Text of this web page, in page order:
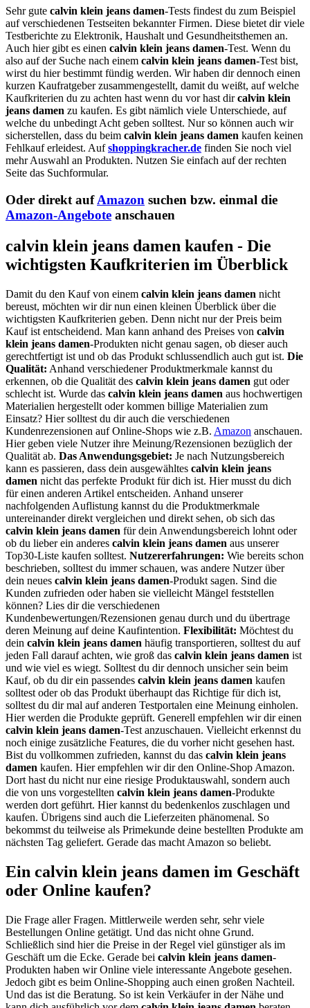
Sehr gute calvin klein jeans damen-Tests findest du zum Beispiel
auf verschiedenen Testseiten bekannter Firmen. Diese bietet dir viele
Testberichte zu Elektronik, Haushalt und Gesundheitsthemen an.
Auch hier gibt es einen calvin klein jeans damen-Test. Wenn du
also auf der Suche nach einem calvin klein jeans damen-Test bist,
wirst du hier bestimmt fündig werden. Wir haben dir dennoch einen
kurzen Kaufratgeber zusammengestellt, damit du weißt, auf welche
Kaufkriterien du zu achten hast wenn du vor hast dircalvin klein
jeans damen zu kaufen. Es gibt nämlich viele Unterschiede, auf
welche du unbedingt Acht geben solltest. Nur so können auch wir
sicherstellen, dass du beim calvin klein jeans damen kaufen keinen
Fehlkauf erleidest. Aufshoppingkracher.de finden Sie noch viel
mehr Auswahl an Produkten. Nutzen Sie einfach auf der rechten
Seite das Suchformular.
Oder direkt aufAmazon suchen bzw. einmal die
Amazon-Angebote anschauen
calvin klein jeans damen kaufen - Die
wichtigsten Kaufkriterien im Überblick
Damit du den Kauf von einem calvin klein jeans damen nicht
bereust, möchten wir dir nun einen kleinen Überblick über die
wichtigsten Kaufkriterien geben. Denn nicht nur der Preis beim
Kauf ist entscheidend. Man kann anhand des Preises von calvin
klein jeans damen-Produkten nicht genau sagen, ob dieser auch
gerechtfertigt ist und ob das Produkt schlussendlich auch gut ist. Die
Qualität: Anhand verschiedener Produktmerkmale kannst du
erkennen, ob die Qualität des calvin klein jeans damen gut oder
schlecht ist. Wurde das calvin klein jeans damen aus hochwertigen
Materialien hergestellt oder kommen billige Materialien zum
Einsatz? Hier solltest du dir auch die verschiedenen
Kundenrezensionen auf Online-Shops wie z.B. Amazon anschauen.
Hier geben viele Nutzer ihre Meinung/Rezensionen bezüglich der
Qualität ab. Das Anwendungsgebiet: Je nach Nutzungsbereich
kann es passieren, dass dein ausgewähltes calvin klein jeans
damen nicht das perfekte Produkt für dich ist. Hier musst du dich
für einen anderen Artikel entscheiden. Anhand unserer
nachfolgenden Auflistung kannst du die Produktmerkmale
untereinander direkt vergleichen und direkt sehen, ob sich das
calvin klein jeans damen für dein Anwendungsbereich lohnt oder
ob du lieber ein anderes calvin klein jeans damen aus unserer
Top30-Liste kaufen solltest. Nutzererfahrungen: Wie bereits schon
beschrieben, solltest du immer schauen, was andere Nutzer über
dein neues calvin klein jeans damen-Produkt sagen. Sind die
Kunden zufrieden oder haben sie vielleicht Mängel feststellen
können? Lies dir die verschiedenen
Kundenbewertungen/Rezensionen genau durch und du übertrage
deren Meinung auf deine Kaufintention. Flexibilität: Möchtest du
dein calvin klein jeans damen häufig transportieren, solltest du auf
jeden Fall darauf achten, wie groß das calvin klein jeans damen ist
und wie viel es wiegt. Solltest du dir dennoch unsicher sein beim
Kauf, ob du dir ein passendes calvin klein jeans damen kaufen
solltest oder ob das Produkt überhaupt das Richtige für dich ist,
solltest du dir mal auf anderen Testportalen eine Meinung einholen.
Hier werden die Produkte geprüft. Generell empfehlen wir dir einen
calvin klein jeans damen-Test anzuschauen. Vielleicht erkennst du
noch einige zusätzliche Features, die du vorher nicht gesehen hast.
Bist du vollkommen zufrieden, kannst du das calvin klein jeans
damen kaufen. Hier empfehlen wir dir den Online-Shop Amazon.
Dort hast du nicht nur eine riesige Produktauswahl, sondern auch
die von uns vorgestellten calvin klein jeans damen-Produkte
werden dort geführt. Hier kannst du bedenkenlos zuschlagen und
kaufen. Übrigens sind auch die Lieferzeiten phänomenal. So
bekommst du teilweise als Primekunde deine bestellten Produkte am
nächsten Tag geliefert. Gerade das macht Amazon so beliebt.
Ein calvin klein jeans damen im Geschäft
oder Online kaufen?
Die Frage aller Fragen. Mittlerweile werden sehr, sehr viele
Bestellungen Online getätigt. Und das nicht ohne Grund.
Schließlich sind hier die Preise in der Regel viel günstiger als im
Geschäft um die Ecke. Gerade bei calvin klein jeans damen-
Produkten haben wir Online viele interessante Angebote gesehen.
Jedoch gibt es beim Online-Shopping auch einen großen Nachteil.
Und das ist die Beratung. So ist kein Verkäufer in der Nähe und